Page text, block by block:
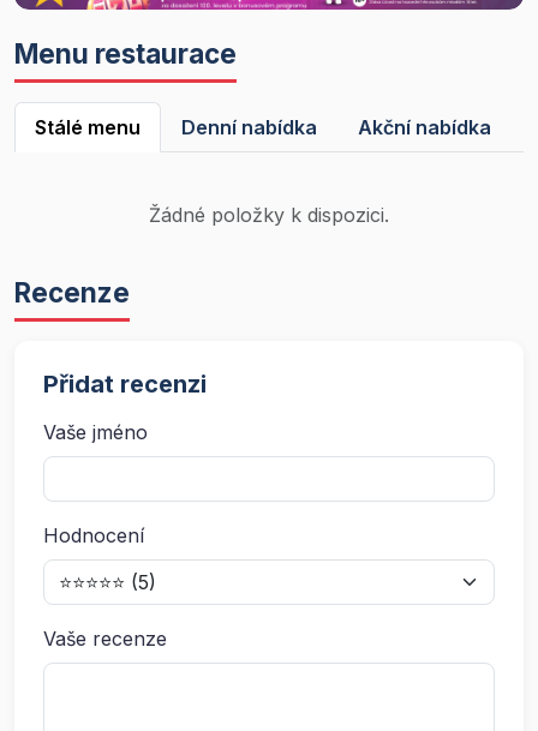
Menu restaurace
Stálé menu Denní nabídka Akční nabídka
Žádné položky k dispozici.
Recenze
Přidat recenzi
Vaše jméno
Hodnocení
Vaše recenze